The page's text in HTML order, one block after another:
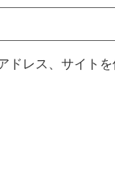
レス、サイトを